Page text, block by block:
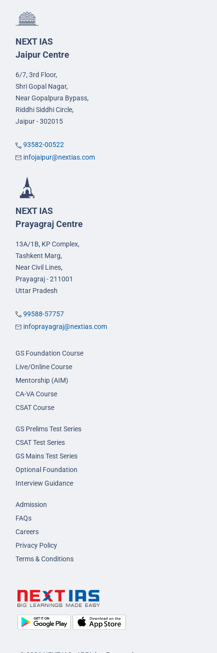
NEXT IAS
Jaipur Centre
6/7, 3rd Floor,
Shri Gopal Nagar,
Near Gopalpura Bypass,
Riddhi Siddhi Circle,
Jaipur - 302015
93582-00522
infojaipur@nextias.com
NEXT IAS
Prayagraj Centre
13A/1B, KP Complex,
Tashkent Marg,
Near Civil Lines,
Prayagraj - 211001
Uttar Pradesh
99588-57757
infoprayagraj@nextias.com
GS Foundation Course
Live/Online Course
Mentorship (AIM)
CA-VA Course
CSAT Course
GS Prelims Test Series
CSAT Test Series
GS Mains Test Series
Optional Foundation
Interview Guidance
Admission
FAQs
Careers
Privacy Policy
Terms & Conditions